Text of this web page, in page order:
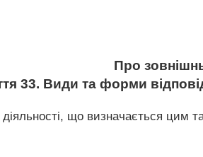
Про
33. Види та форми
діяльності, що визначається цим